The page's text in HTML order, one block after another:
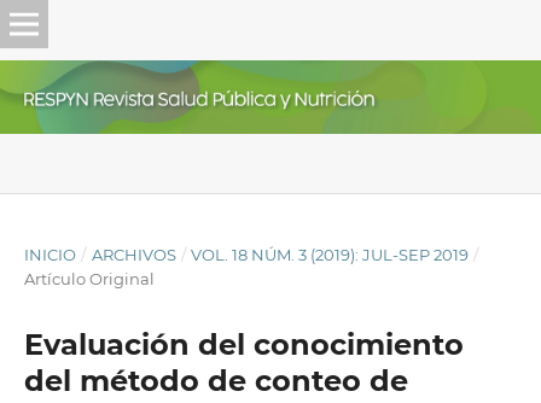
INICIO / ARCHIVOS / VOL. 18 NÚM. 3 (2019): JUL-SEP 2019 /
Artículo Original
Evaluación del conocimiento
del método de conteo de